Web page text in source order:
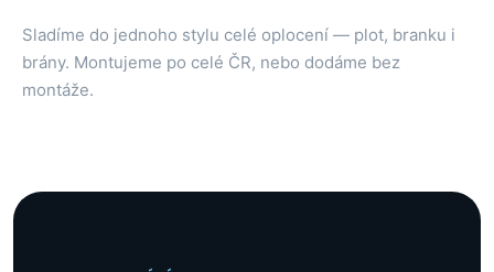
Sladíme do jednoho stylu celé oplocení — plot, branku i
brány. Montujeme po celé ČR, nebo dodáme bez
montáže.